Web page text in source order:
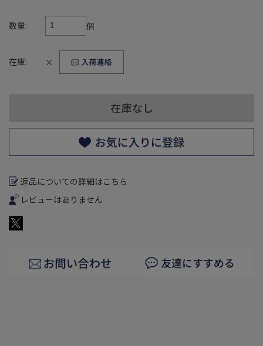
数量: 個
在庫: ×
返品についての詳細はこちら
レビューはありません